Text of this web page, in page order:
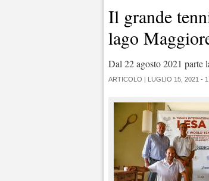
Il grande
lago
Dal 22 agosto 2021 parte
ARTICOLO | LUGLIO 15, 2021 -